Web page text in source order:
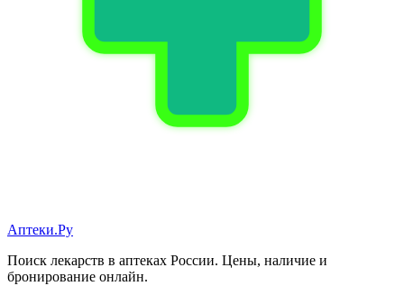
Аптеки.Ру
Поиск лекарств в аптеках России. Цены, наличие и
бронирование онлайн.